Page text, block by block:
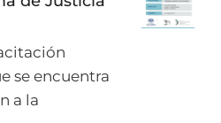
se encuentra
a la